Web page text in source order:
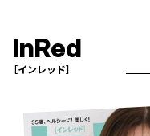
InRed
［インレッド］